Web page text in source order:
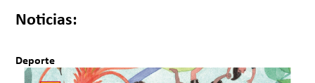
Noticias:
Deporte